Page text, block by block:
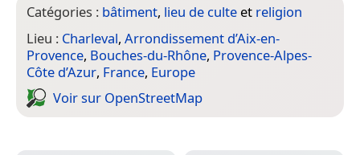
Catégories : bâtiment, lieu de culte et religion
Lieu : Charleval, Arrondissement d’Aix-en-
Provence, Bouches-du-Rhône, Provence-Alpes-
Côte d’Azur, France, Europe
Voir sur Open­Street­Map